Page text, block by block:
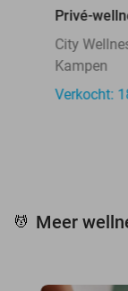
Privé-
City
Kampen
Verkocht:
💆 Meer